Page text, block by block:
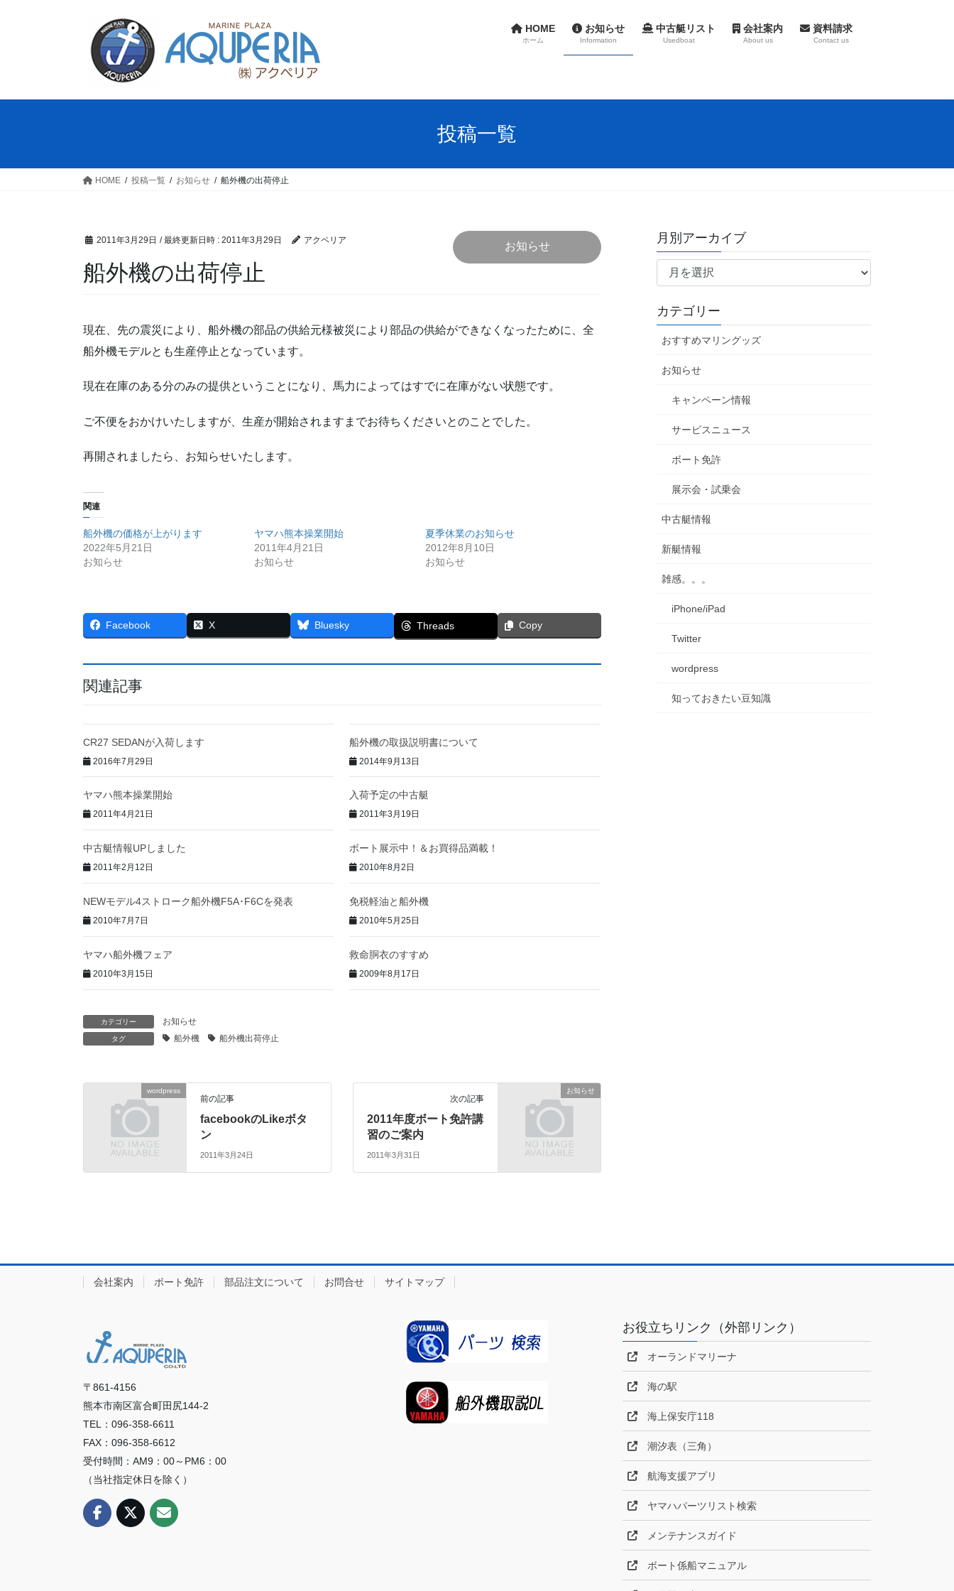
HOME
ホーム
お知らせ
Information
中古艇リスト
Usedboat
会社案内
About us
資料請求
Contact us
投稿一覧
HOME 投稿一覧 お知らせ 船外機の出荷停止
2011年3月29日 / 最終更新日時 : 2011年3月29日 アクペリア お知らせ
船外機の出荷停止
現在、先の震災により、船外機の部品の供給元様被災により部品の供給ができなくなったために、全
船外機モデルとも生産停止となっています。
現在在庫のある分のみの提供ということになり、馬力によってはすでに在庫がない状態です。
ご不便をおかけいたしますが、生産が開始されますまでお待ちくださいとのことでした。
再開されましたら、お知らせいたします。
関連
船外機の価格が上がります
2022年5月21日
お知らせ
ヤマハ熊本操業開始
2011年4月21日
お知らせ
夏季休業のお知らせ
2012年8月10日
お知らせ
Facebook X Bluesky Threads Copy
関連記事
CR27 SEDANが入荷します
2016年7月29日
船外機の取扱説明書について
2014年9月13日
ヤマハ熊本操業開始
2011年4月21日
入荷予定の中古艇
2011年3月19日
中古艇情報UPしました
2011年2月12日
ボート展示中！＆お買得品満載！
2010年8月2日
NEWモデル4ストローク船外機F5A･F6Cを発表
2010年7月7日
免税軽油と船外機
2010年5月25日
ヤマハ船外機フェア
2010年3月15日
救命胴衣のすすめ
2009年8月17日
カテゴリー お知らせ
タグ 船外機 船外機出荷停止
wordpress
前の記事
facebookのLikeボタ
ン
2011年3月24日
お知らせ
次の記事
2011年度ボート免許講
習のご案内
2011年3月31日
月別アーカイブ
月
ー
カ
イ
カテゴリー
おすすめマリングッズ
お知らせ
キャンペーン情報
サービスニュース
ボート免許
展示会・試乗会
中古艇情報
新艇情報
雑感。。。
iPhone/iPad
Twitter
wordpress
知っておきたい豆知識
会社案内 ボート免許 部品注文について お問合せ サイトマップ
〒861-4156
熊本市南区富合町田尻144-2
TEL：096-358-6611
FAX：096-358-6612
受付時間：AM9：00～PM6：00
（当社指定休日を除く）
お役立ちリンク（外部リンク）
オーランドマリーナ
海の駅
海上保安庁118
潮汐表（三角）
航海支援アプリ
ヤマハパーツリスト検索
メンテナンスガイド
ボート係船マニュアル